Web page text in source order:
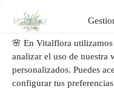
🌸 En Vitalflora
analizar el uso de nuestra
personalizados. Puedes
configurar tus
8. Ramos de novia con
El ramo seguirá siendo
importantes de la boda.
En 2027 veremos:
ramos orgánicos,